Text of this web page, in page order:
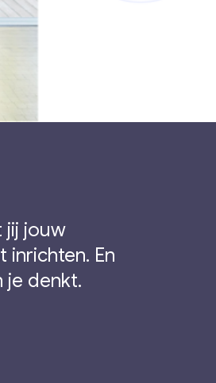
jij jouw
inrichten. En
je denkt.